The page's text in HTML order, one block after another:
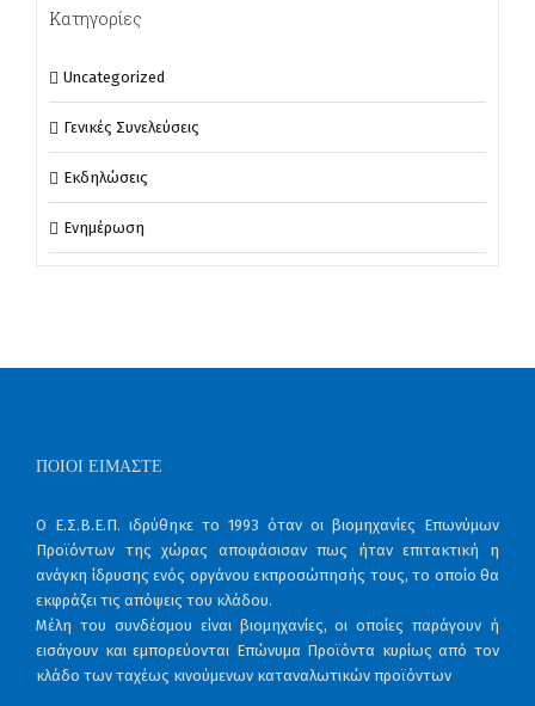
Κατηγορίες
Uncategorized
Γενικές Συνελεύσεις
Εκδηλώσεις
Ενημέρωση
ΠΟΙΟΙ ΕΊΜΑΣΤΕ
Ο Ε.Σ.Β.Ε.Π. ιδρύθηκε το 1993 όταν οι βιομηχανίες Επωνύμων
Προϊόντων της χώρας αποφάσισαν πως ήταν επιτακτική η
ανάγκη ίδρυσης ενός οργάνου εκπροσώπησής τους, το οποίο θα
εκφράζει τις απόψεις του κλάδου.
Μέλη του συνδέσμου είναι βιομηχανίες, οι οποίες παράγουν ή
εισάγουν και εμπορεύονται Επώνυμα Προϊόντα κυρίως από τον
κλάδο των ταχέως κινούμενων καταναλωτικών προϊόντων